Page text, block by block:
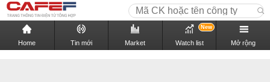
Home Tin mới Market Watch list
New
Mở rộng